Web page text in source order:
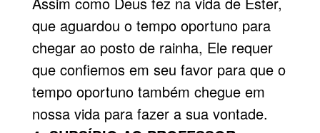
que aguardou o tempo oportuno para
chegar ao posto de rainha, Ele requer
que confiemos em seu favor para que o
tempo oportuno também chegue em
nossa vida para fazer a sua vontade.